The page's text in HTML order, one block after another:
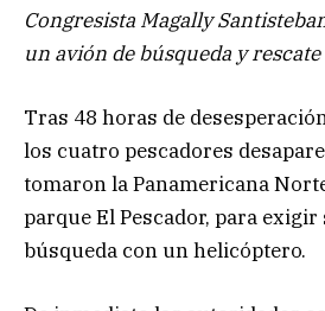
Congresista Magally
un avión de búsqueda y rescate
Tras 48 horas de
los cuatro pescadores
tomaron la Panamericana
parque El Pescador, para
búsqueda con un helicóptero.